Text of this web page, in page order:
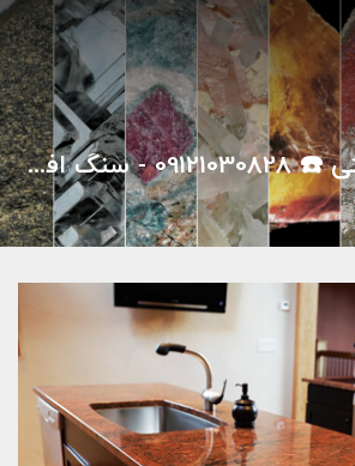
سنگ اپن گرانیتی ☎️ 09121030828 - سنگ افشاری
سنگ اپن گرانیتی ☎️ 09121030828 - سنگ افشاری